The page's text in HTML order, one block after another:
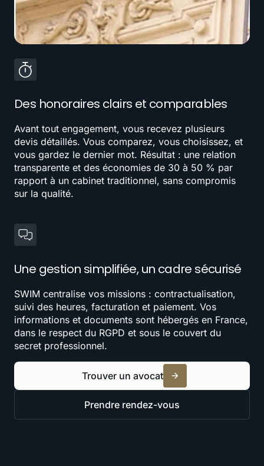
Des honoraires clairs et comparables
Avant tout engagement, vous recevez plusieurs
devis détaillés. Vous comparez, vous choisissez, et
vous gardez le dernier mot. Résultat : une relation
transparente et des économies de 30 à 50 % par
rapport à un cabinet traditionnel, sans compromis
sur la qualité.
Une gestion simplifiée, un cadre sécurisé
SWIM centralise vos missions : contractualisation,
suivi des heures, facturation et paiement. Vos
informations et documents sont hébergés en France,
dans le respect du RGPD et sous le couvert du
secret professionnel.
Trouver un avocat
Prendre rendez-vous